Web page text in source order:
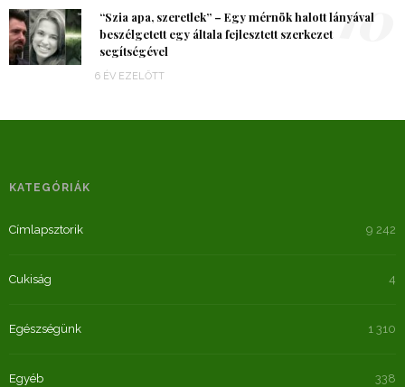
“Szia apa, szeretlek” – Egy mérnök halott lányával
beszélgetett egy általa fejlesztett szerkezet
segítségével
6 ÉV EZELŐTT
10
KATEGÓRIÁK
Címlapsztorik 9 242
Cukiság 4
Egészségünk 1 310
Egyéb 338